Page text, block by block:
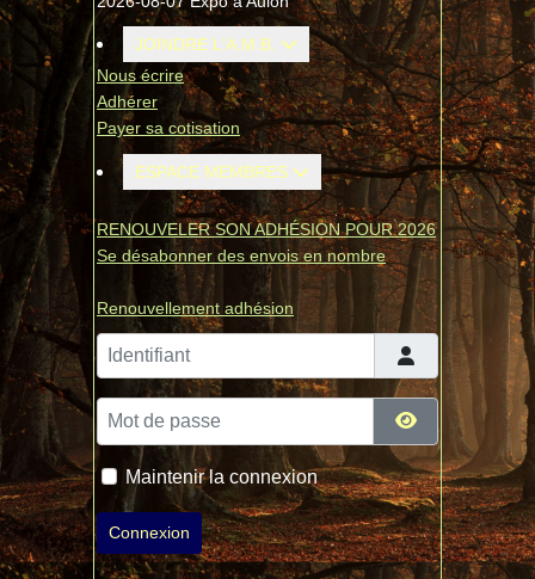
JOINDRE L'A.M.B.
Nous écrire
Adhérer
Payer sa cotisation
ESPACE MEMBRES
RENOUVELER SON ADHÉSION POUR 2026
Se désabonner des envois en nombre
Renouvellement adhésion
Identifiant
Mot de passe
Afficher le
Maintenir la connexion
Connexion